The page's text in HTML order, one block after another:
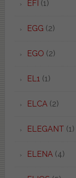
EFI (1)
EGG (2)
EGO (2)
EL1 (1)
ELCA(2)
ELEGANT (1)
ELENA(4)